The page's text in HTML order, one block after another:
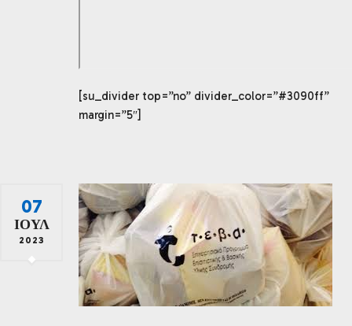
[su_divider top=”no” divider_color=”#3090ff”
margin=”5″]
07
ΙΟΎΛ
2023